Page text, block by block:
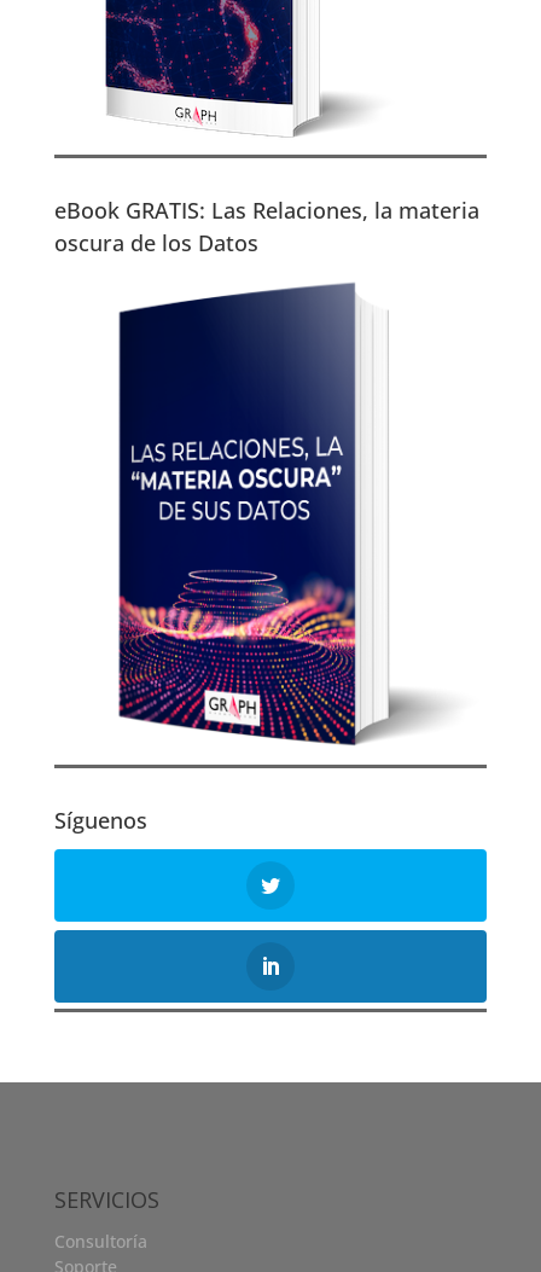
eBook GRATIS: Las Relaciones, la materia
oscura de los Datos
Síguenos
SERVICIOS
Consultoría
Soporte